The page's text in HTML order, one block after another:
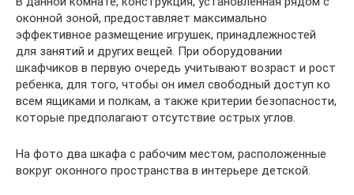
оконной зоной, предоставляет максимально
эффективное размещение игрушек, принадлежностей
для занятий и других вещей. При оборудовании
шкафчиков в первую очередь учитывают возраст и рост
ребенка, для того, чтобы он имел свободный доступ ко
всем ящиками и полкам, а также критерии безопасности,
которые предполагают отсутствие острых углов.
На фото два шкафа с рабочим местом, расположенные
вокруг оконного пространства в интерьере детской.